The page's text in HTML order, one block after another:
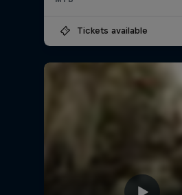
Tickets available